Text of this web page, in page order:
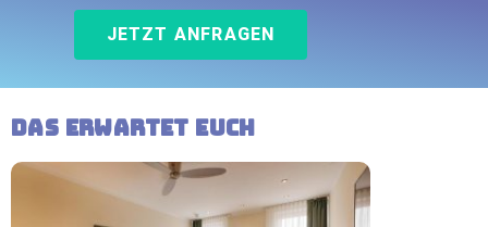
JETZT ANFRAGEN
Das erwartet Euch